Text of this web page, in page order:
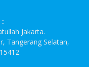
Jakarta.
Tangerang Selatan,